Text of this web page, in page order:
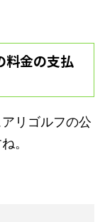
料金の支払
リゴルフの公
。